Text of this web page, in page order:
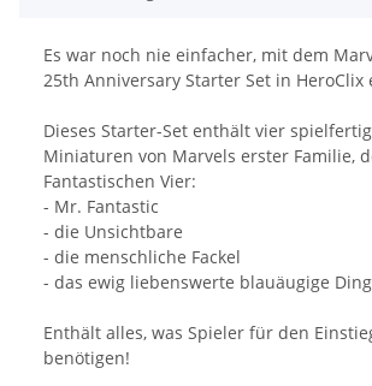
Es war noch nie einfacher, mit dem
25th Anniversary Starter Set in HeroClix
Dieses Starter-Set enthält vier
Miniaturen von Marvels erster Familie,
Fantastischen Vier:
- Mr. Fantastic
- die Unsichtbare
- die menschliche Fackel
- das ewig liebenswerte blauäugige Ding
Enthält alles, was Spieler für den
benötigen!